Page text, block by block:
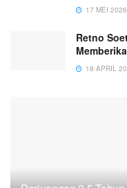
17 MEI 2026
Retno
18 APRIL